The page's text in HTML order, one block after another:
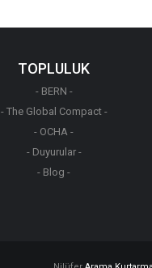
TOPLULUK
- BERN -
- The Global Compact -
- OCHA -
- Duyurular -
- Blog -